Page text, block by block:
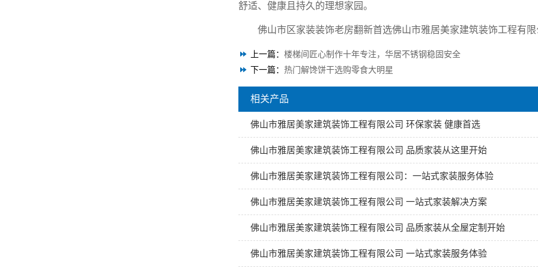
舒适、健康且持久的理想家园。
佛山市区家装装饰老房翻新首选佛山市雅居美家建筑装饰工程有
上一篇： 楼梯间匠心制作十年专注，华居不锈钢稳固安全
下一篇： 热门解馋饼干选购零食大明星
相关产品
佛山市雅居美家建筑装饰工程有限公司 环保家装 健康首选
佛山市雅居美家建筑装饰工程有限公司 品质家装从这里开始
佛山市雅居美家建筑装饰工程有限公司：一站式家装服务体验
佛山市雅居美家建筑装饰工程有限公司 一站式家装解决方案
佛山市雅居美家建筑装饰工程有限公司 品质家装从全屋定制开始
佛山市雅居美家建筑装饰工程有限公司 一站式家装服务体验